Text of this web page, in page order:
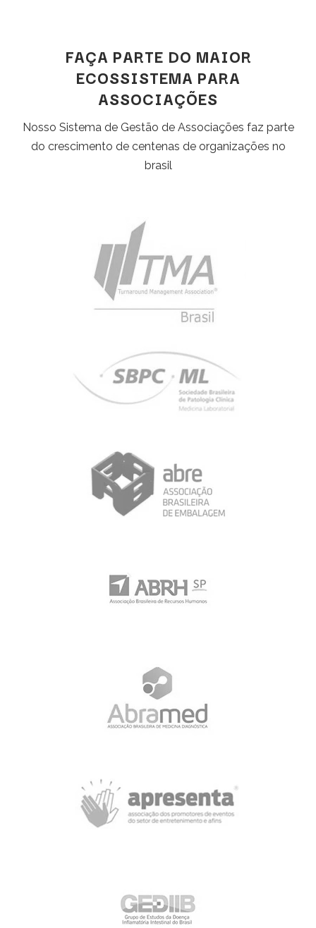
FAÇA PARTE DO MAIOR
ECOSSISTEMA PARA
ASSOCIAÇÕES
Nosso Sistema de Gestão de Associações faz parte
do crescimento de centenas de organizações no
brasil